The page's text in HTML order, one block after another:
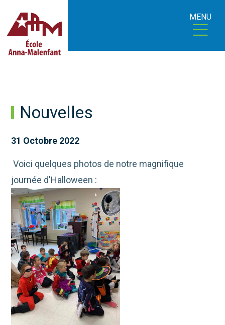
MENU
Nouvelles
31 Octobre 2022
Voici quelques photos de notre magnifique
journée d'Halloween :